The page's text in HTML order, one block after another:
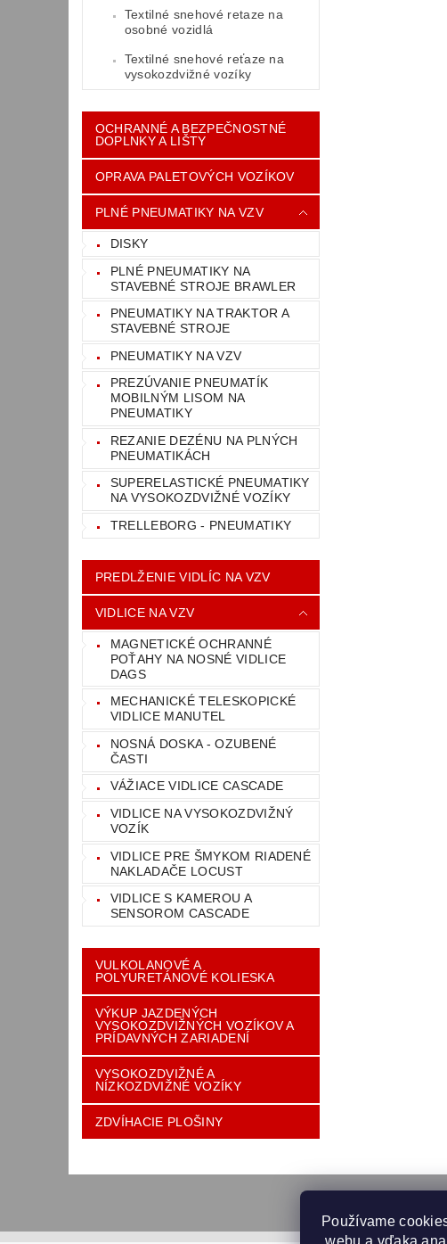
Textilné snehové retaze na
osobné vozidlá
Textilné snehové reťaze na
vysokozdvižné vozíky
OCHRANNÉ A BEZPEČNOSTNÉ
DOPLNKY A LIŠTY
OPRAVA PALETOVÝCH VOZÍKOV
PLNÉ PNEUMATIKY NA VZV
DISKY
PLNÉ PNEUMATIKY NA
STAVEBNÉ STROJE BRAWLER
PNEUMATIKY NA TRAKTOR A
STAVEBNÉ STROJE
PNEUMATIKY NA VZV
PREZÚVANIE PNEUMATÍK
MOBILNÝM LISOM NA
PNEUMATIKY
REZANIE DEZÉNU NA PLNÝCH
PNEUMATIKÁCH
SUPERELASTICKÉ PNEUMATIKY
NA VYSOKOZDVIŽNÉ VOZÍKY
TRELLEBORG - PNEUMATIKY
PREDLŽENIE VIDLÍC NA VZV
VIDLICE NA VZV
MAGNETICKÉ OCHRANNÉ
POŤAHY NA NOSNÉ VIDLICE
DAGS
MECHANICKÉ TELESKOPICKÉ
VIDLICE MANUTEL
NOSNÁ DOSKA - OZUBENÉ
ČASTI
VÁŽIACE VIDLICE CASCADE
VIDLICE NA VYSOKOZDVIŽNÝ
VOZÍK
VIDLICE PRE ŠMYKOM RIADENÉ
NAKLADAČE LOCUST
VIDLICE S KAMEROU A
SENSOROM CASCADE
VULKOLANOVÉ A
POLYURETÁNOVÉ KOLIESKA
VÝKUP JAZDENÝCH
VYSOKOZDVIŽNÝCH VOZÍKOV A
PRÍDAVNÝCH ZARIADENÍ
VYSOKOZDVIŽNÉ A
NÍZKOZDVIŽNÉ VOZÍKY
ZDVÍHACIE PLOŠINY
Používame
webu a vďaka